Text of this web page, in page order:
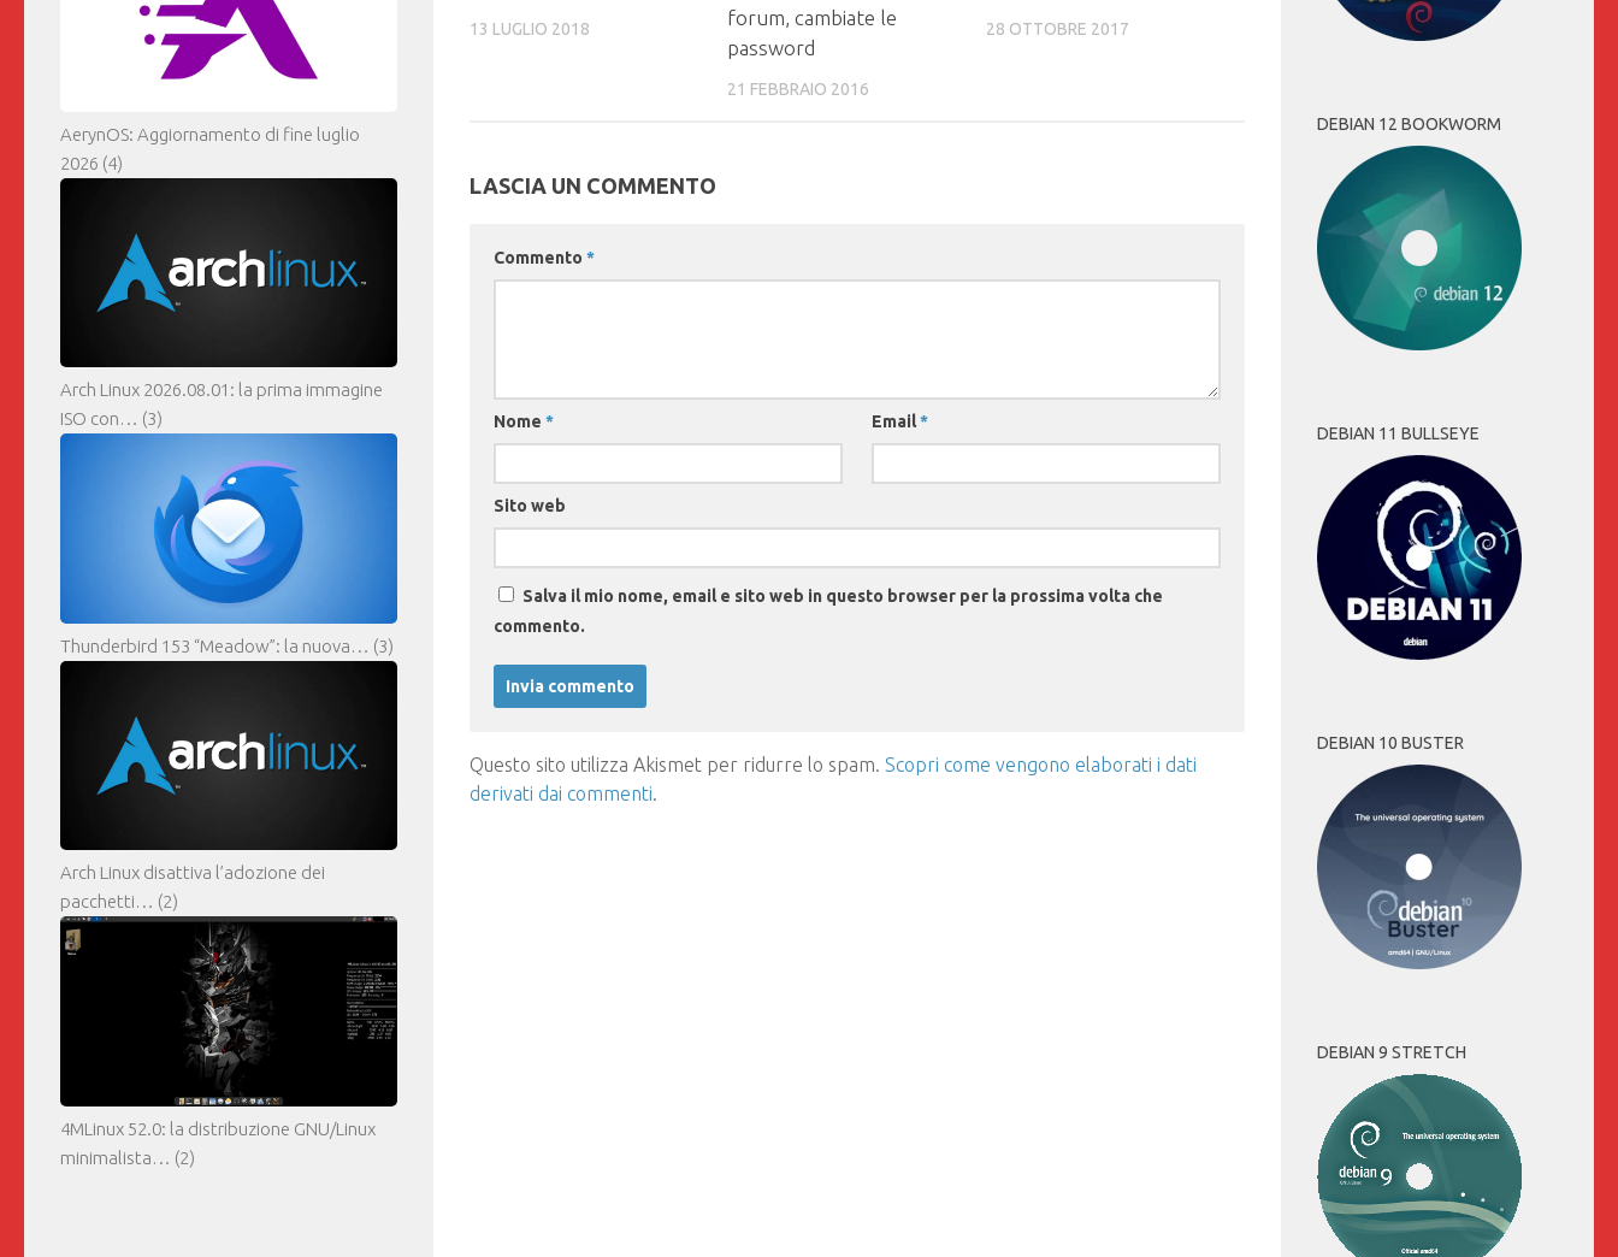
13 LUGLIO 2018
forum, cambiate le
password
21 FEBBRAIO 2016
28 OTTOBRE 2017
LASCIA UN COMMENTO
Commento *
Nome * Email*
Sito web
Salva il mio nome, email e sito web in questo browser per la prossima volta che
commento.
Questo sito utilizza Akismet per ridurre lo spam. Scopri come vengono elaborati i dati
derivati dai commenti.
AerynOS: Aggiornamento di fine luglio
2026 (4)
Arch Linux 2026.08.01: la prima immagine
ISO con… (3)
Thunderbird 153 “Meadow”: la nuova… (3)
Arch Linux disattiva l’adozione dei
pacchetti… (2)
4MLinux 52.0: la distribuzione GNU/Linux
minimalista… (2)
DEBIAN 12 BOOKWORM
DEBIAN 11 BULLSEYE
DEBIAN 10 BUSTER
DEBIAN 9 STRETCH